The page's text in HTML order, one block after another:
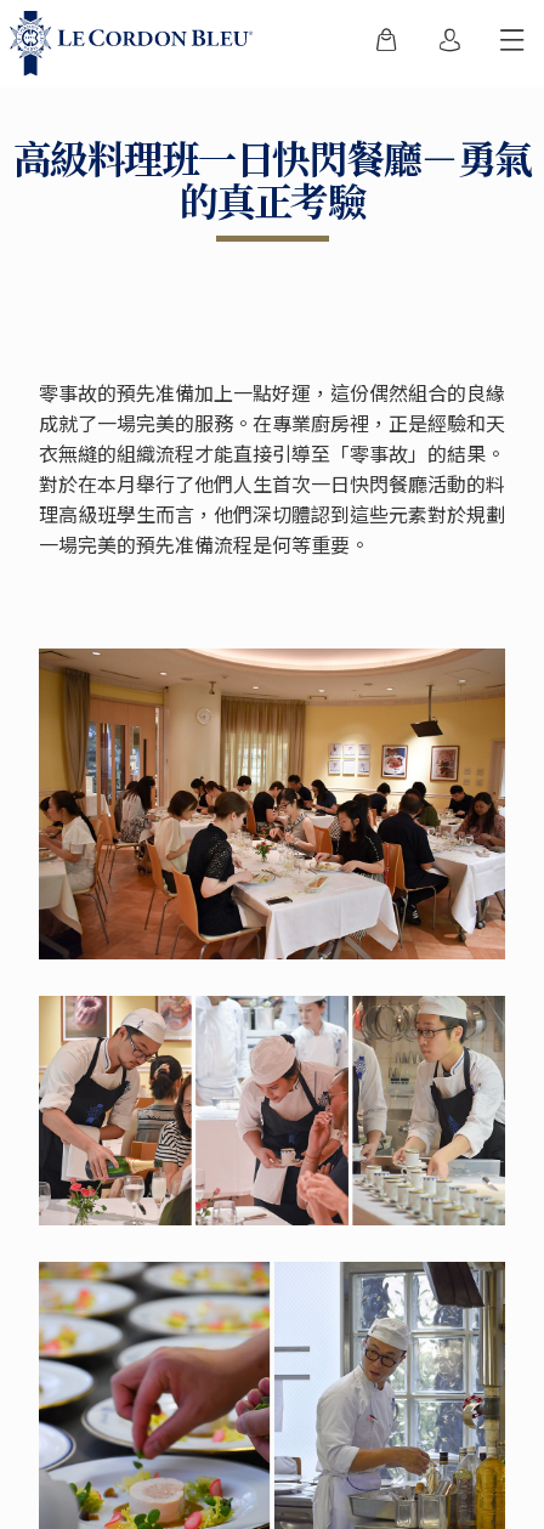
高級料理班一日快閃餐廳－勇氣
的真正考驗
零事故的預先准備加上一點好運，這份偶然組合的良緣
成就了一場完美的服務。在專業廚房裡，正是經驗和天
衣無縫的組織流程才能直接引導至「零事故」的結果。
對於在本月舉行了他們人生首次一日快閃餐廳活動的料
理高級班學生而言，他們深切體認到這些元素對於規劃
一場完美的預先准備流程是何等重要。